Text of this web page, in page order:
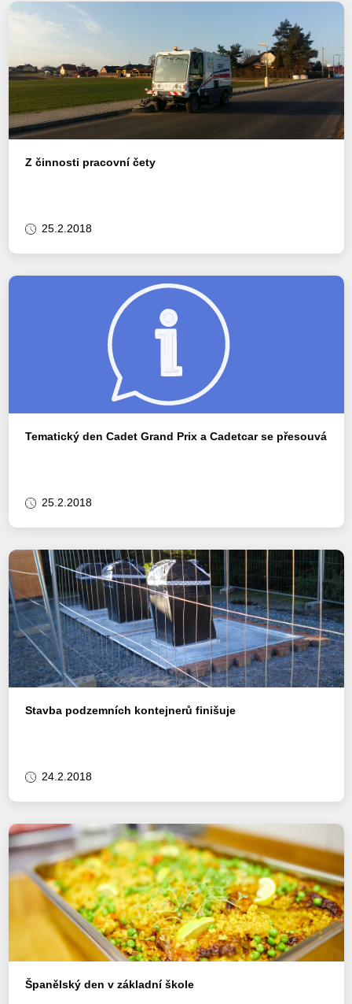
Z činnosti pracovní čety
25.2.2018
Tematický den Cadet Grand Prix a Cadetcar se přesouvá
25.2.2018
Stavba podzemních kontejnerů finišuje
24.2.2018
Španělský den v základní škole